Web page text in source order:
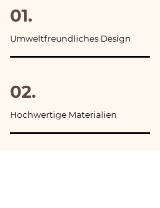
01.
Umweltfreundliches Design
02.
Hochwertige Materialien